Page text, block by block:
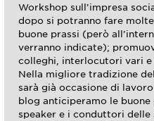
Workshop sull’impresa
dopo si potranno fare
buone prassi (però
verranno indicate);
colleghi, interlocutori vari
Nella migliore tradizione
sarà già occasione di
blog anticiperamo le buone
speaker e i conduttori delle